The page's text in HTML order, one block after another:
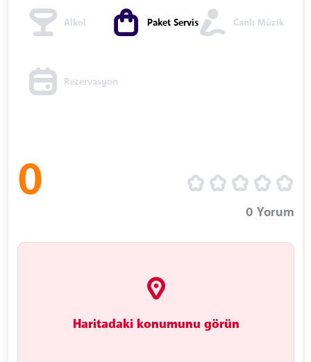
Alkol Paket Servis Canlı Müzik
Rezervasyon
0
0 Yorum
Haritadaki konumunu görün